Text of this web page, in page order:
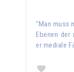
"Man muss
Ebenen
er mediale